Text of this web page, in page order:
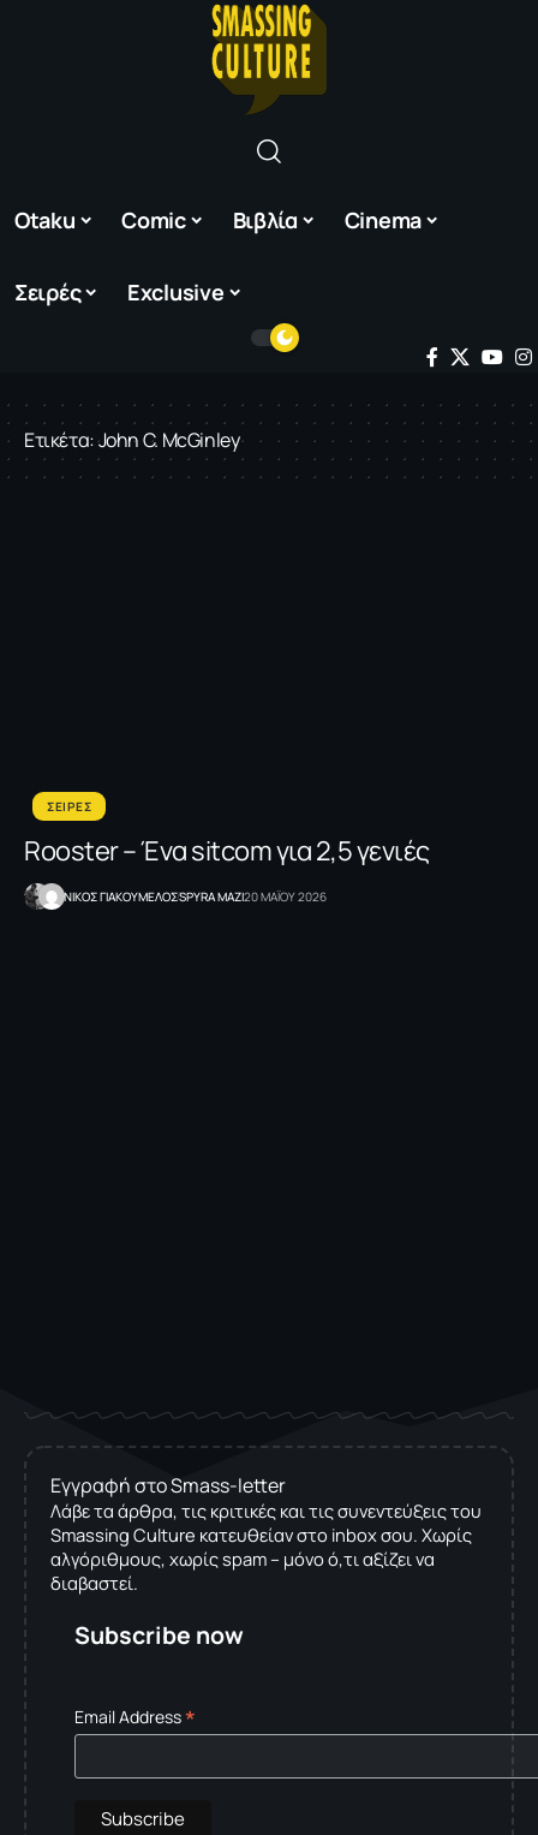
Otaku Comic Βιβλία Cinema
Σειρές Exclusive
Ετικέτα:John C. McGinley
ΣΕΙΡΕΣ
Rooster – Ένα sitcom για 2,5 γενιές
NΙΚΟΣ ΓΙΑΚΟΥΜΕΛΟΣSPYRA MAZI20 ΜΑΪΟΥ 2026
Εγγραφή στο Smass-letter
Λάβε τα άρθρα, τις κριτικές και τις συνεντεύξεις του
Smassing Culture κατευθείαν στο inbox σου. Χωρίς
αλγόριθμους, χωρίς spam – μόνο ό,τι αξίζει να
διαβαστεί.
Subscribe now
Email Address*